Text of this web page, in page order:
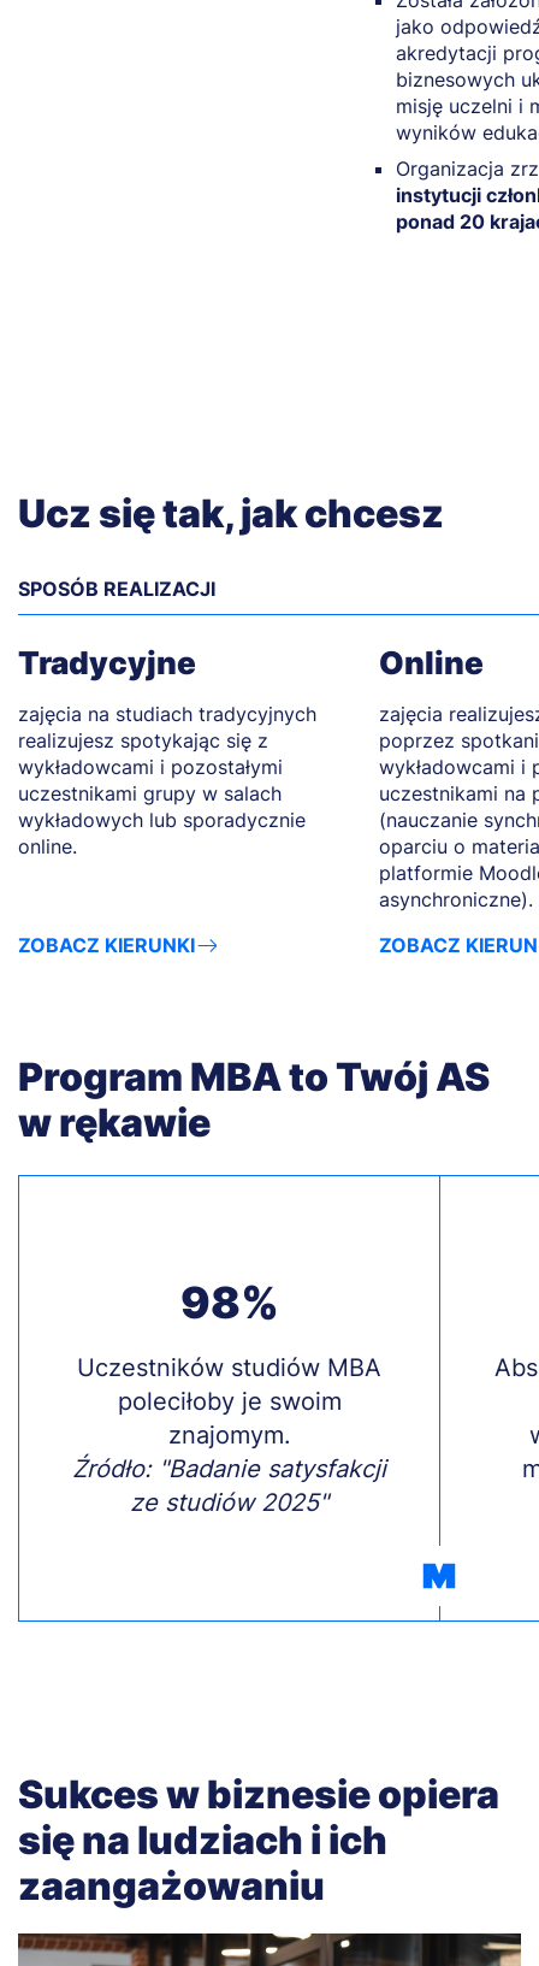
jako
akredytacji
biznesowych
misję uczelni i
wyników
Organizacja
instytucji
ponad 20
Ucz się tak, jak chcesz
SPOSÓB REALIZACJI
Tradycyjne
zajęcia na studiach tradycyjnych
realizujesz spotykając się z
wykładowcami i pozostałymi
uczestnikami grupy w salach
wykładowych lub sporadycznie
online.
ZOBACZ KIERUNKI
Online
zajęcia
poprzez
wykładowcami i
uczestnikami na
(nauczanie
oparciu o
platformie
asynchroniczne).
ZOBACZ
Program MBA to Twój AS
w rękawie
98%
Treść
Uczestników studiów MBA
poleciłoby je swoim
znajomym.
Źródło: "Badanie satysfakcji
ze studiów 2025"
Sukces w biznesie opiera
się na ludziach i ich
zaangażowaniu